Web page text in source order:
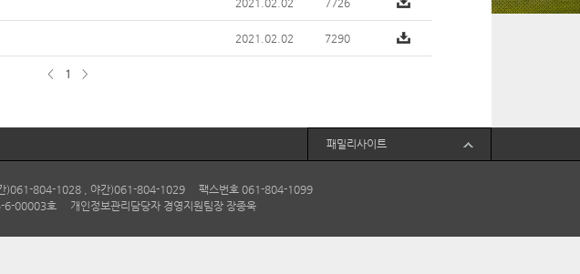
2021.02.02 7726
2021.02.02 7290
< 1 >
패밀리사이트
)061-804-1028 , 야간)061-804-1029 팩스번호 061-804-1099
00003호 개인정보관리담당자 경영지원팀장 장종욱